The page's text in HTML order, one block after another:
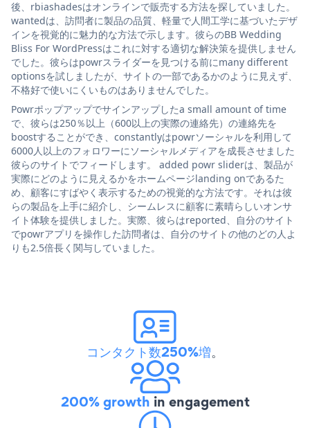
後、rbiashadesはオンラインで販売する方法を探していました。
wantedは、訪問者に製品の品質、軽量で人間工学に基づいたデザ
インを視覚的に魅力的な方法で示します。彼らのBB Wedding
Bliss For WordPressはこれに対する適切な解決策を提供しません
でした。彼らはpowrスライダーを見つける前にmany different
optionsを試しましたが、サイトの一部であるかのように見えず、
不格好で使いにくいものはありませんでした。
Powrポップアップでサインアップしたa small amount of time
で、彼らは250％以上（600以上の実際の連絡先）の連絡先を
boostすることができ、constantlyはpowrソーシャルを利用して
6000人以上のフォロワーにソーシャルメディアを成長させました
彼らのサイトでフィードします。 added powr sliderは、製品が
実際にどのように見えるかをホームページlanding onであるた
め、顧客にすばやく表示するための視覚的な方法です。それは彼
らの製品を上手に紹介し、シームレスに顧客に素晴らしいオンサ
イト体験を提供しました。実際、彼らはreported、自分のサイト
でpowrアプリを操作した訪問者は、自分のサイトの他のどの人よ
りも2.5倍長く関与していました。
コンタクト数250%増。
200% growth in engagement